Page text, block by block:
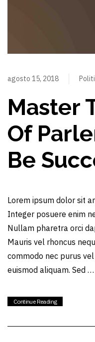
agosto 15, 2018
Master
Of
Be
Lorem ipsum dolor sit
Integer posuere enim
Nullam pharetra orci
Mauris vel rhoncus
commodo nec purus
euismod aliquam. Sed …
Continue Reading